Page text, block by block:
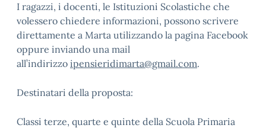
I ragazzi, i docenti, le Istituzioni Scolastiche che
volessero chiedere informazioni, possono scrivere
direttamente a Marta utilizzando la pagina Facebook
oppure inviando una mail
all’indirizzo ipensieridimarta@gmail.com.
Destinatari della proposta:
Classi terze, quarte e quinte della Scuola Primaria